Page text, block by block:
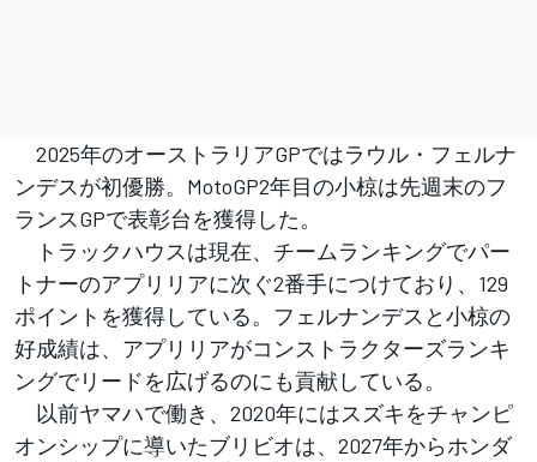
2025年のオーストラリアGPではラウル・フェルナ
ンデスが初優勝。MotoGP2年目の小椋は先週末のフ
ランスGPで表彰台を獲得した。
トラックハウスは現在、チームランキングでパー
トナーのアプリリアに次ぐ2番手につけており、129
ポイントを獲得している。フェルナンデスと小椋の
好成績は、アプリリアがコンストラクターズランキ
ングでリードを広げるのにも貢献している。
以前ヤマハで働き、2020年にはスズキをチャンピ
オンシップに導いたブリビオは、2027年からホンダ